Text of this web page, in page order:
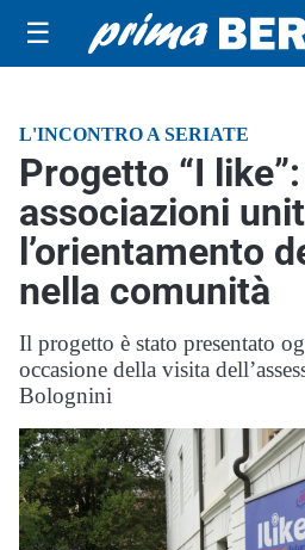
☰
L'INCONTRO A SERIATE
Progetto “I
associazioni
l’orientamento
nella comunità
Il progetto è stato presentato
occasione della visita
Bolognini